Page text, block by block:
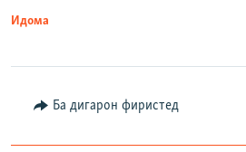
Идома
Ба дигарон фиристед